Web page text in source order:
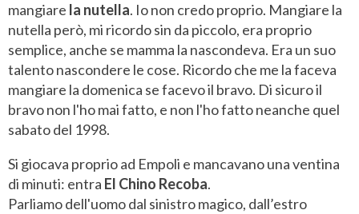
mangiare la nutella. Io non credo proprio. Mangiare la
nutella però, mi ricordo sin da piccolo, era proprio
semplice, anche se mamma la nascondeva. Era un suo
talento nascondere le cose. Ricordo che me la faceva
mangiare la domenica se facevo il bravo. Di sicuro il
bravo non l'ho mai fatto, e non l'ho fatto neanche quel
sabato del 1998.
Si giocava proprio ad Empoli e mancavano una ventina
di minuti: entra El Chino Recoba.
Parliamo dell'uomo dal sinistro magico, dall’estro